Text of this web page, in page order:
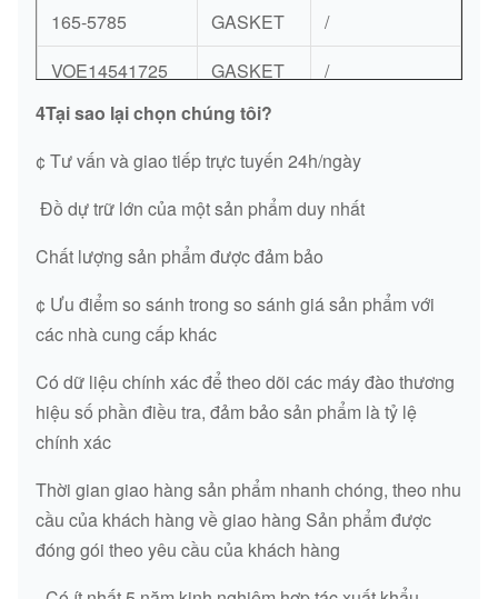
165-5785
GASKET
/
VOE14541725
GASKET
/
4277804
GASKET
4352244
GASKET /
6751-11-8110 GASKET
D39EX,
HB215,
WA200
8J4490
XKAQ-00435
GASKET
/
XKAQ-00447
GASKET
/
316-5981
GASKET /
4Tại sao lại chọn chúng tôi?
¢ Tư vấn và giao tiếp trực tuyến 24h/ngày
️ Đồ dự trữ lớn của một sản phẩm duy nhất
Chất lượng sản phẩm được đảm bảo
¢ Ưu điểm so sánh trong so sánh giá sản phẩm với
các nhà cung cấp khác
Có dữ liệu chính xác để theo dõi các máy đào thương
hiệu số phần điều tra, đảm bảo sản phẩm là tỷ lệ
chính xác
Thời gian giao hàng sản phẩm nhanh chóng, theo nhu
cầu của khách hàng về giao hàng Sản phẩm được
đóng gói theo yêu cầu của khách hàng